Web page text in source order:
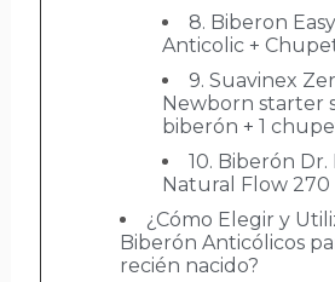
8. Biberon
Anticolic +
9. Suavinex
Newborn starter
biberón + 1
10. Biberón
Natural Flow 270
¿Cómo Elegir y
Biberón Anticólicos
recién nacido?